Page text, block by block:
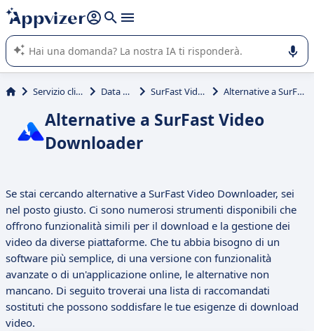
righe con
shift + enter
L'IA di Appvizer vi guida nell'utilizzo o nella scelta di un
software SaaS per la vostra azienda.
Servizio clienti e vendite Data Extraction SurFast Video Downloader Alternative a SurFast Video Downloader
Alternative a SurFast Video
Downloader
Se stai cercando alternative a SurFast Video Downloader, sei
nel posto giusto. Ci sono numerosi strumenti disponibili che
offrono funzionalità simili per il download e la gestione dei
video da diverse piattaforme. Che tu abbia bisogno di un
software più semplice, di una versione con funzionalità
avanzate o di un'applicazione online, le alternative non
mancano. Di seguito troverai una lista di raccomandati
sostituti che possono soddisfare le tue esigenze di download
video.